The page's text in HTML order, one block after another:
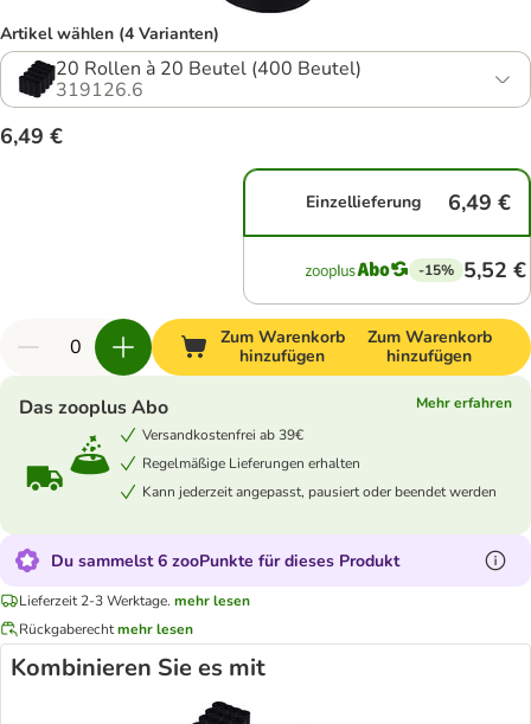
Artikel wählen (4 Varianten)
20 Rollen à 20 Beutel (400 Beutel)
319126.6
6,49 €
Einzellieferung 6,49 €
-15% 5,52 €
Zum Warenkorb
hinzufügen
Zum Warenkorb
hinzufügen
Das zooplus Abo
Mehr erfahren
Versandkostenfrei ab 39€
Regelmäßige Lieferungen erhalten
Kann jederzeit angepasst, pausiert oder beendet werden
Du sammelst 6 zooPunkte für dieses Produkt
Lieferzeit 2-3 Werktage. mehr lesen
Rückgaberechtmehr lesen
Kombinieren Sie es mit